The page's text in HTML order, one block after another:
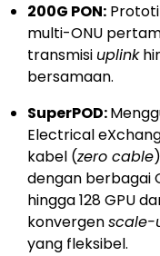
200G PON:
multi-ONU
transmisi uplink
bersamaan.
SuperPOD:
Electrical
kabel (zero cable
dengan berbagai
hingga 128 GPU
konvergen
yang fleksibel.